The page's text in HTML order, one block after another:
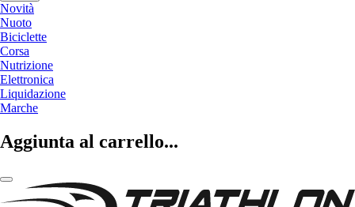
Novità
Nuoto
Biciclette
Corsa
Nutrizione
Elettronica
Liquidazione
Marche
Aggiunta al carrello...